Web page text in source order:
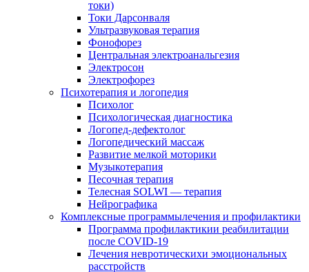
токи)
Токи Дарсонваля
Ультразвуковая терапия
Фонофорез
Центральная электроанальгезия
Электросон
Электрофорез
Психотерапия и логопедия
Психолог
Психологическая диагностика
Логопед-дефектолог
Логопедический массаж
Развитие мелкой моторики
Музыкотерапия
Песочная терапия
Телесная SOLWI — терапия
Нейрографика
Комплексные программылечения и профилактики
Программа профилактикии реабилитации
после COVID-19
Лечения невротическихи эмоциональных
расстройств